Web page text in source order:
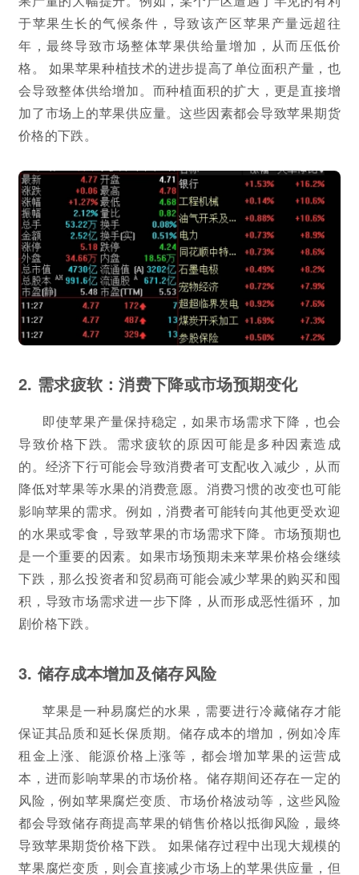
于苹果生长的气候条件，导致该产区苹果产量远超往
年，最终导致市场整体苹果供给量增加，从而压低价
格。 如果苹果种植技术的进步提高了单位面积产量，也
会导致整体供给增加。而种植面积的扩大，更是直接增
加了市场上的苹果供应量。这些因素都会导致苹果期货
价格的下跌。
2. 需求疲软：消费下降或市场预期变化
即使苹果产量保持稳定，如果市场需求下降，也会
导致价格下跌。需求疲软的原因可能是多种因素造成
的。经济下行可能会导致消费者可支配收入减少，从而
降低对苹果等水果的消费意愿。消费习惯的改变也可能
影响苹果的需求。例如，消费者可能转向其他更受欢迎
的水果或零食，导致苹果的市场需求下降。市场预期也
是一个重要的因素。如果市场预期未来苹果价格会继续
下跌，那么投资者和贸易商可能会减少苹果的购买和囤
积，导致市场需求进一步下降，从而形成恶性循环，加
剧价格下跌。
3. 储存成本增加及储存风险
苹果是一种易腐烂的水果，需要进行冷藏储存才能
保证其品质和延长保质期。储存成本的增加，例如冷库
租金上涨、能源价格上涨等，都会增加苹果的运营成
本，进而影响苹果的市场价格。储存期间还存在一定的
风险，例如苹果腐烂变质、市场价格波动等，这些风险
都会导致储存商提高苹果的销售价格以抵御风险，最终
导致苹果期货价格下跌。 如果储存过程中出现大规模的
苹果腐烂变质，则会直接减少市场上的苹果供应量，但